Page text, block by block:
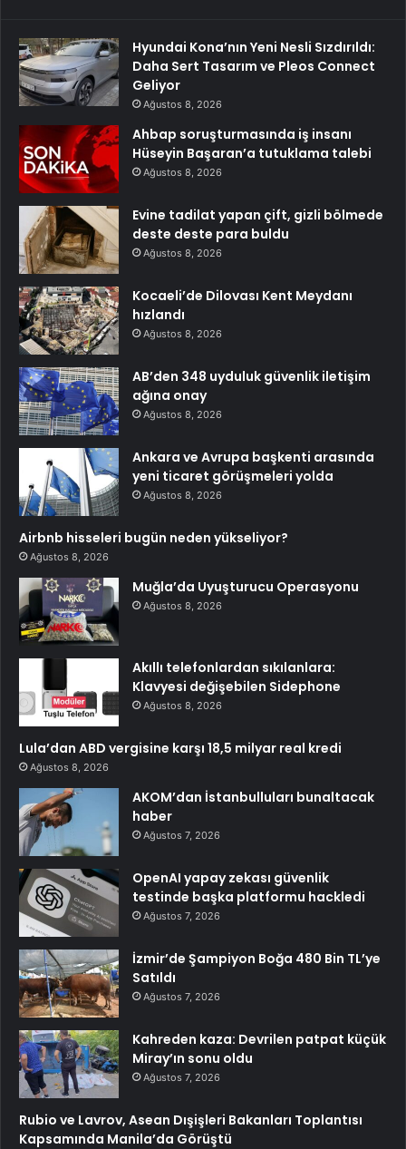
Hyundai Kona’nın Yeni Nesli Sızdırıldı:
Daha Sert Tasarım ve Pleos Connect
Geliyor
Ağustos 8, 2026
Ahbap soruşturmasında iş insanı
Hüseyin Başaran’a tutuklama talebi
Ağustos 8, 2026
Evine tadilat yapan çift, gizli bölmede
deste deste para buldu
Ağustos 8, 2026
Kocaeli’de Dilovası Kent Meydanı
hızlandı
Ağustos 8, 2026
AB’den 348 uyduluk güvenlik iletişim
ağına onay
Ağustos 8, 2026
Ankara ve Avrupa başkenti arasında
yeni ticaret görüşmeleri yolda
Ağustos 8, 2026
Airbnb hisseleri bugün neden yükseliyor?
Ağustos 8, 2026
Muğla’da Uyuşturucu Operasyonu
Ağustos 8, 2026
Akıllı telefonlardan sıkılanlara:
Klavyesi değişebilen Sidephone
Ağustos 8, 2026
Lula’dan ABD vergisine karşı 18,5 milyar real kredi
Ağustos 8, 2026
AKOM’dan İstanbulluları bunaltacak
haber
Ağustos 7, 2026
OpenAI yapay zekası güvenlik
testinde başka platformu hackledi
Ağustos 7, 2026
İzmir’de Şampiyon Boğa 480 Bin TL’ye
Satıldı
Ağustos 7, 2026
Kahreden kaza: Devrilen patpat küçük
Miray’ın sonu oldu
Ağustos 7, 2026
Rubio ve Lavrov, Asean Dışişleri Bakanları Toplantısı
Kapsamında Manila’da Görüştü